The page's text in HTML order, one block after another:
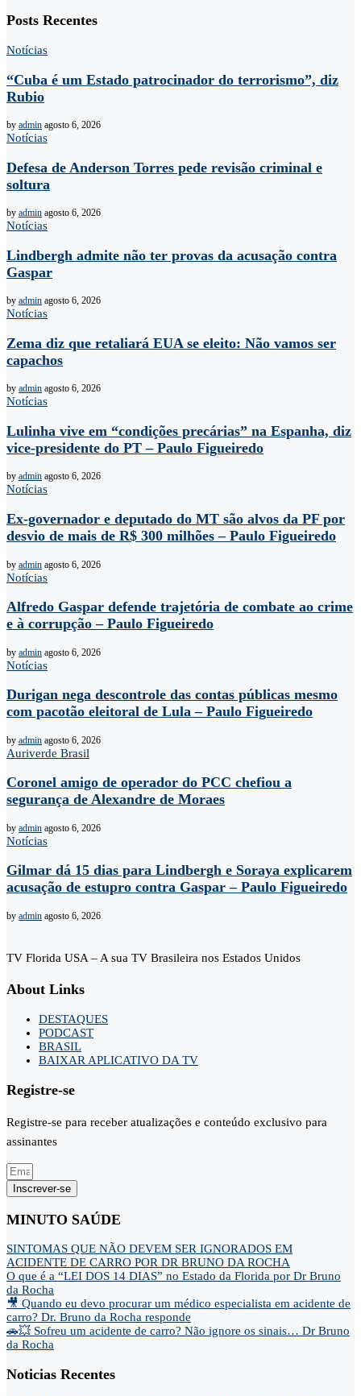
Posts Recentes
Notícias
“Cuba é um Estado patrocinador do terrorismo”, diz
Rubio
by admin agosto 6, 2026
Notícias
Defesa de Anderson Torres pede revisão criminal e
soltura
by admin agosto 6, 2026
Notícias
Lindbergh admite não ter provas da acusação contra
Gaspar
by admin agosto 6, 2026
Notícias
Zema diz que retaliará EUA se eleito: Não vamos ser
capachos
by admin agosto 6, 2026
Notícias
Lulinha vive em “condições precárias” na Espanha, diz
vice-presidente do PT – Paulo Figueiredo
by admin agosto 6, 2026
Notícias
Ex-governador e deputado do MT são alvos da PF por
desvio de mais de R$ 300 milhões – Paulo Figueiredo
by admin agosto 6, 2026
Notícias
Alfredo Gaspar defende trajetória de combate ao crime
e à corrupção – Paulo Figueiredo
by admin agosto 6, 2026
Notícias
Durigan nega descontrole das contas públicas mesmo
com pacotão eleitoral de Lula – Paulo Figueiredo
by admin agosto 6, 2026
Auriverde Brasil
Coronel amigo de operador do PCC chefiou a
segurança de Alexandre de Moraes
by admin agosto 6, 2026
Notícias
Gilmar dá 15 dias para Lindbergh e Soraya explicarem
acusação de estupro contra Gaspar – Paulo Figueiredo
by admin agosto 6, 2026
TV Florida USA – A sua TV Brasileira nos Estados Unidos
About Links
DESTAQUES
PODCAST
BRASIL
BAIXAR APLICATIVO DA TV
Registre-se
Registre-se para receber atualizações e conteúdo exclusivo para
assinantes
Inscrever-se
MINUTO SAÚDE
SINTOMAS QUE NÃO DEVEM SER IGNORADOS EM
ACIDENTE DE CARRO POR DR BRUNO DA ROCHA
O que é a “LEI DOS 14 DIAS” no Estado da Florida por Dr Bruno
da Rocha
🎥 Quando eu devo procurar um médico especialista em acidente de
carro? Dr. Bruno da Rocha responde
🚗💥 Sofreu um acidente de carro? Não ignore os sinais… Dr Bruno
da Rocha
Noticias Recentes